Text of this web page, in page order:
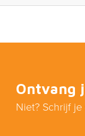
Ontvang
Niet? Schrijf